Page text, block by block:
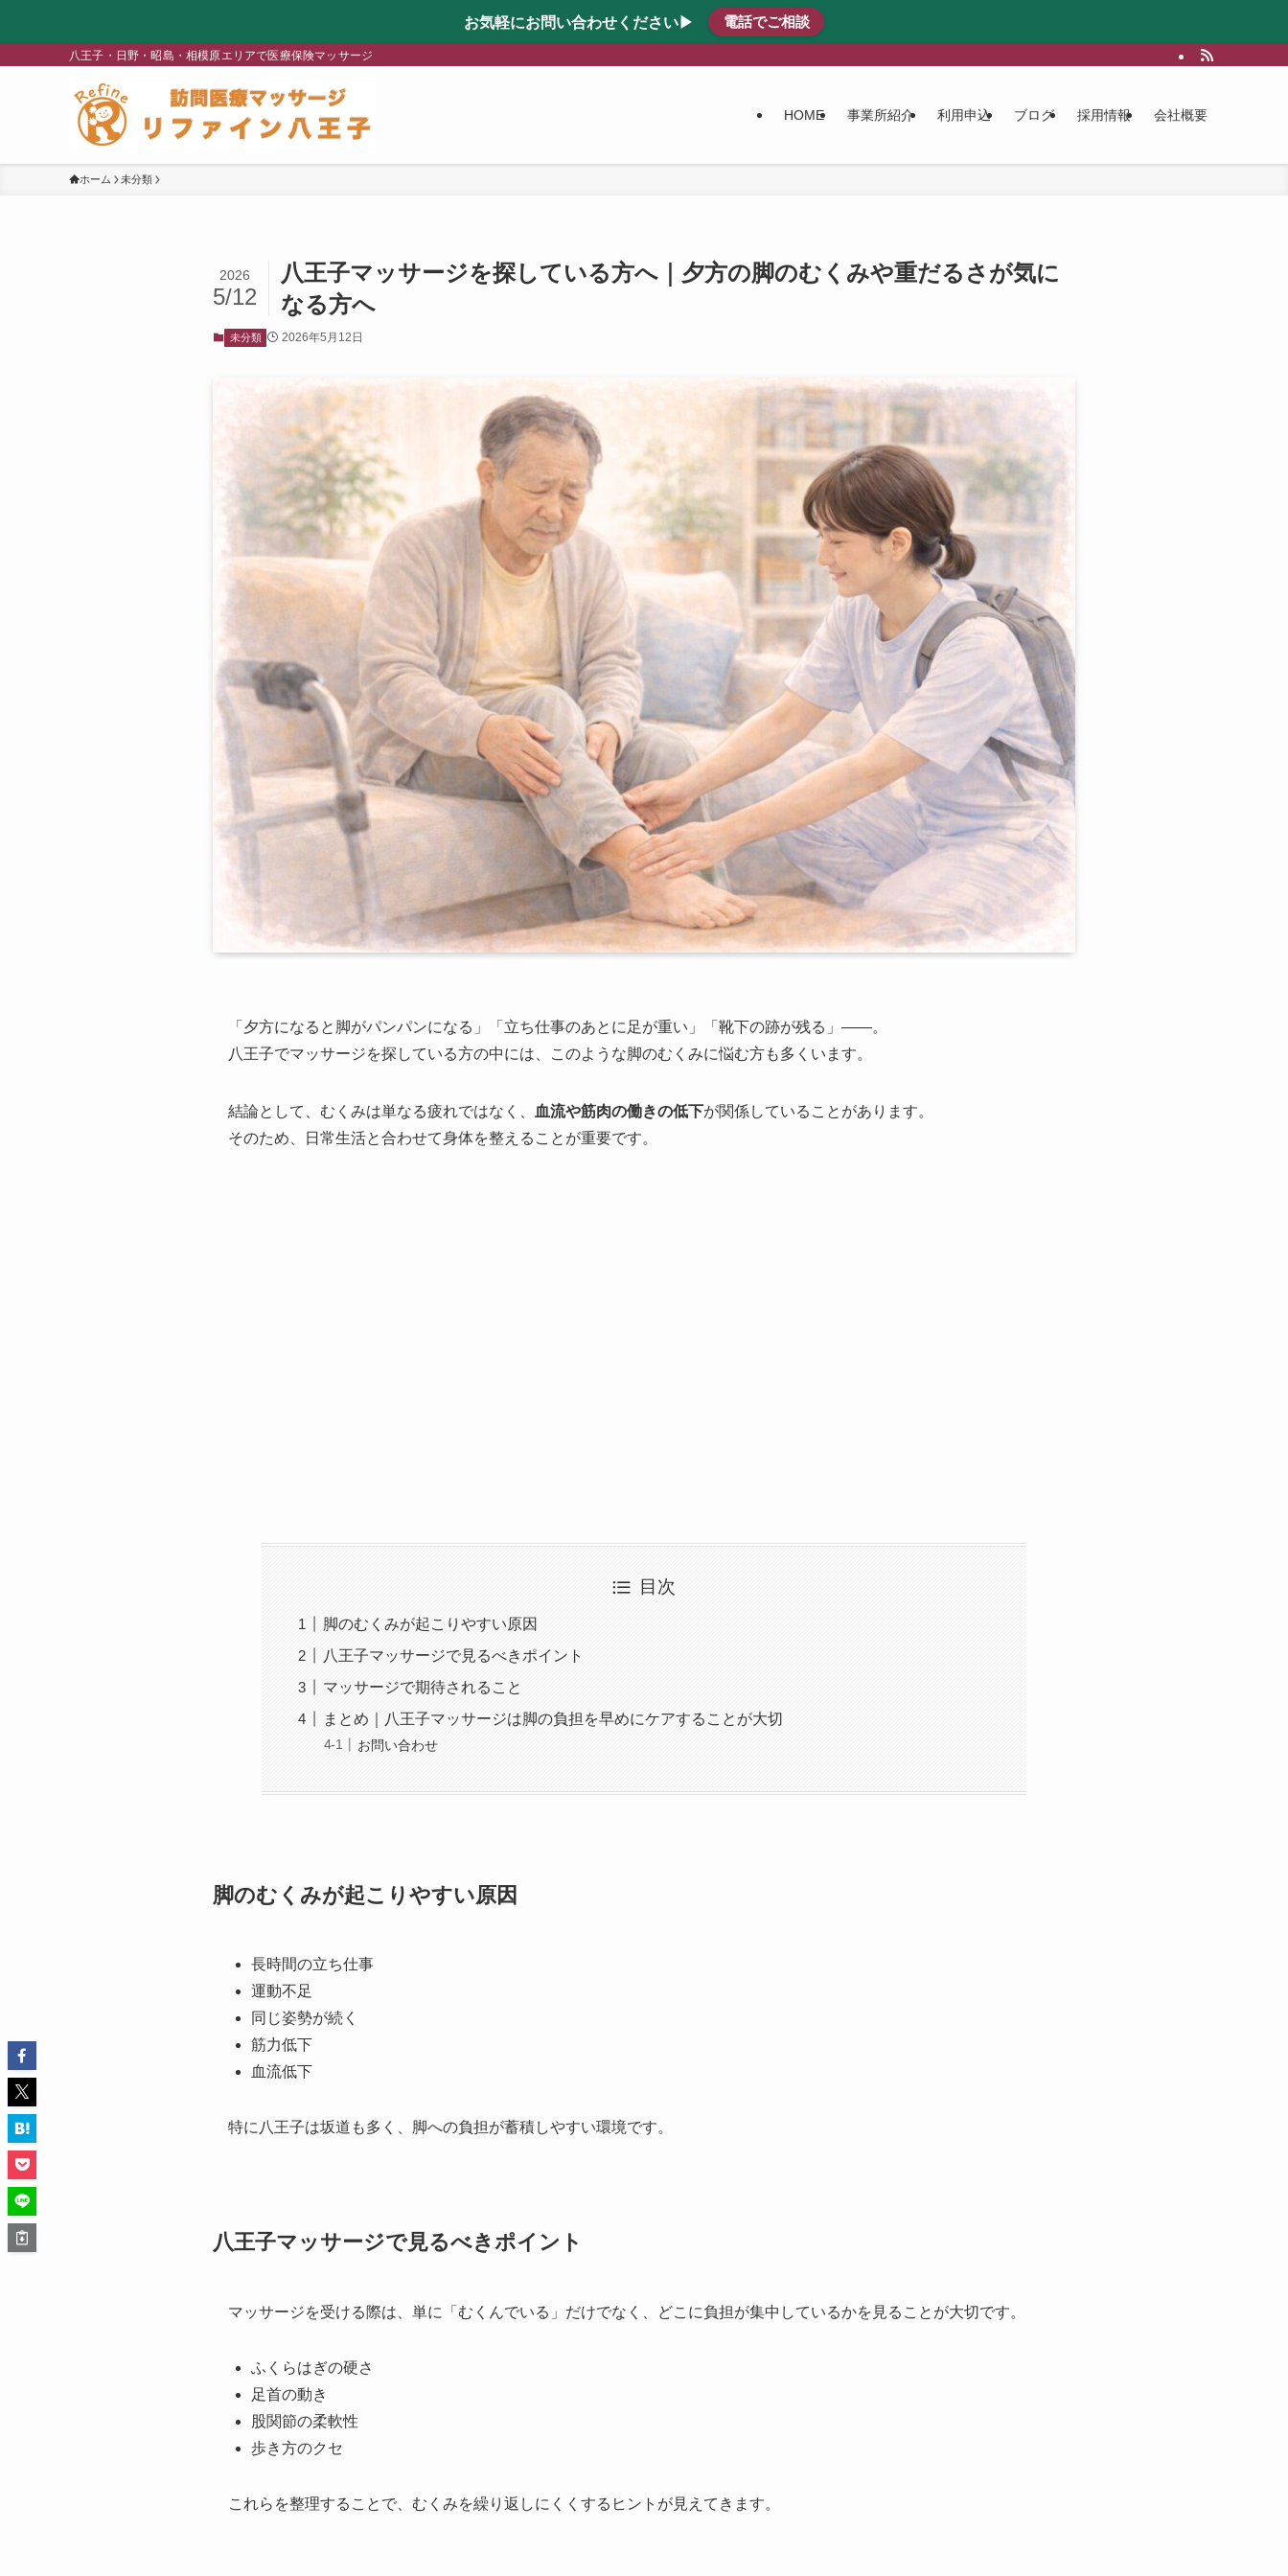
お気軽にお問い合わせください▶ 電話でご相談
八王子・日野・昭島・相模原エリアで医療保険マッサージ
HOME 事業所紹介 利用申込 ブログ 採用情報 会社概要
ホーム 未分類
八王子マッサージを探している方へ｜夕方の脚のむくみや重だるさが気に
なる方へ
2026
5/12
未分類 2026年5月12日
「夕方になると脚がパンパンになる」「立ち仕事のあとに足が重い」「靴下の跡が残る」――。
八王子でマッサージを探している方の中には、このような脚のむくみに悩む方も多くいます。
結論として、むくみは単なる疲れではなく、 血流や筋肉の働きの低下が関係していることがあります。
そのため、日常生活と合わせて身体を整えることが重要です。
目次
脚のむくみが起こりやすい原因
八王子マッサージで見るべきポイント
マッサージで期待されること
まとめ｜八王子マッサージは脚の負担を早めにケアすることが大切
お問い合わせ
脚のむくみが起こりやすい原因
長時間の立ち仕事
運動不足
同じ姿勢が続く
筋力低下
血流低下
特に八王子は坂道も多く、脚への負担が蓄積しやすい環境です。
八王子マッサージで見るべきポイント
マッサージを受ける際は、単に「むくんでいる」だけでなく、どこに負担が集中しているかを見ることが大切です。
ふくらはぎの硬さ
足首の動き
股関節の柔軟性
歩き方のクセ
これらを整理することで、むくみを繰り返しにくくするヒントが見えてきます。